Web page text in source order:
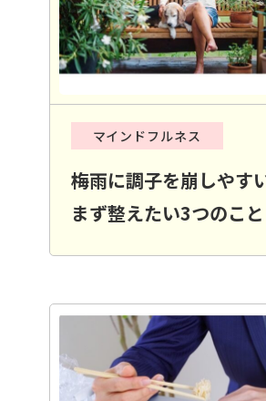
マインドフルネス
梅雨に調子を崩しやす
まず整えたい3つのこと